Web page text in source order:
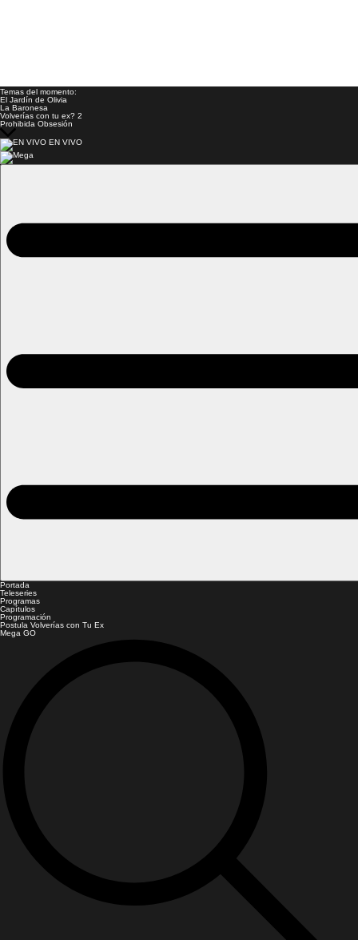
Temas del momento:
El Jardín de Olivia
La Baronesa
Volverías con tu ex? 2
Prohibida Obsesión
EN VIVO
Portada
Teleseries
Programas
Capítulos
Programación
Postula Volverías con Tu Ex
Mega GO